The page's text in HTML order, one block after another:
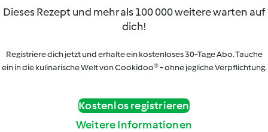
Dieses Rezept und mehr als 100 000 weitere warten auf
dich!
Registriere dich jetzt und erhalte ein kostenloses 30-Tage Abo. Tauche
ein in die kulinarische Welt von Cookidoo® - ohne jegliche Verpflichtung.
Kostenlos registrieren
Weitere Informationen